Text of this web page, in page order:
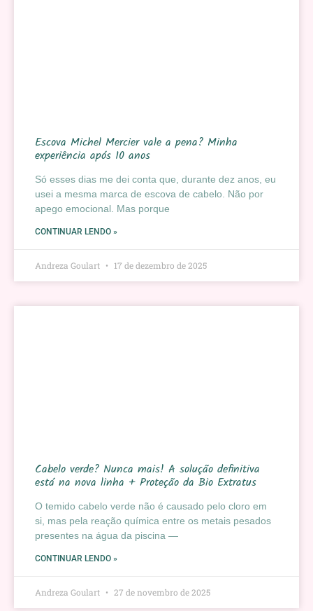
Escova Michel Mercier vale a pena? Minha
experiência após 10 anos
Só esses dias me dei conta que, durante dez anos, eu
usei a mesma marca de escova de cabelo. Não por
apego emocional. Mas porque
CONTINUAR LENDO »
Andreza Goulart 17 de dezembro de 2025
Cabelo verde? Nunca mais! A solução definitiva
está na nova linha + Proteção da Bio Extratus
O temido cabelo verde não é causado pelo cloro em
si, mas pela reação química entre os metais pesados
presentes na água da piscina —
CONTINUAR LENDO »
Andreza Goulart 27 de novembro de 2025